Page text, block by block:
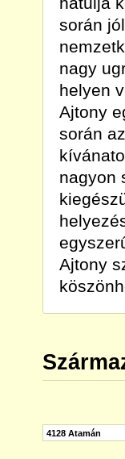
során
nagy
helyen
Ajtony
során
nagyon
Ajtony
4128 Atamán